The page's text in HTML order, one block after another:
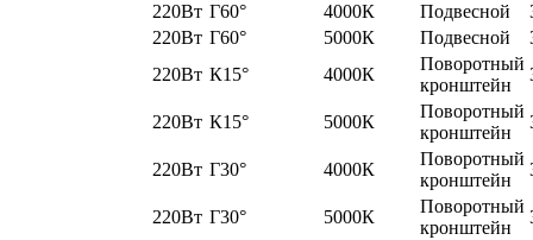
220Вт Г60° 4000К Подвесной
220Вт Г60° 5000К Подвесной
220Вт К15° 4000К
Поворотный
кронштейн
220Вт К15° 5000К
Поворотный
кронштейн
220Вт Г30° 4000К
Поворотный
кронштейн
220Вт Г30° 5000К
Поворотный
кронштейн